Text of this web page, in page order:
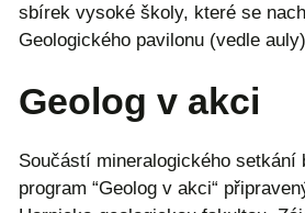
sbírek vysoké školy, které se
Geologického pavilonu (vedle
Geolog v akci
Součástí mineralogického setkání
program “Geolog v akci“